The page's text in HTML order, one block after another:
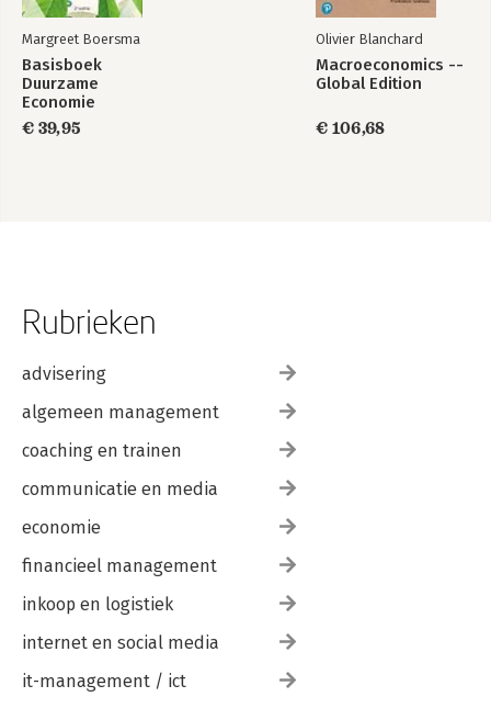
Margreet Boersma
Basisboek
Duurzame
Economie
€ 39,95
Olivier Blanchard
Macroeconomics --
Global Edition
€ 106,68
Rubrieken
advisering
algemeen management
coaching en trainen
communicatie en media
economie
financieel management
inkoop en logistiek
internet en social media
it-management / ict